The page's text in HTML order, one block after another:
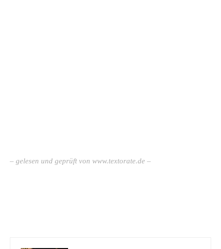
– gelesen und geprüft von www.textorate.de –